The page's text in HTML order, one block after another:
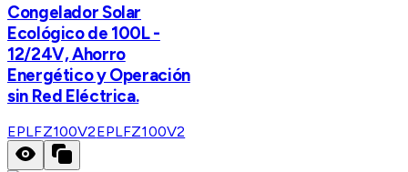
Congelador Solar
Ecológico de 100L -
12/24V, Ahorro
Energético y Operación
sin Red Eléctrica.
EPLFZ100V2EPLFZ100V2